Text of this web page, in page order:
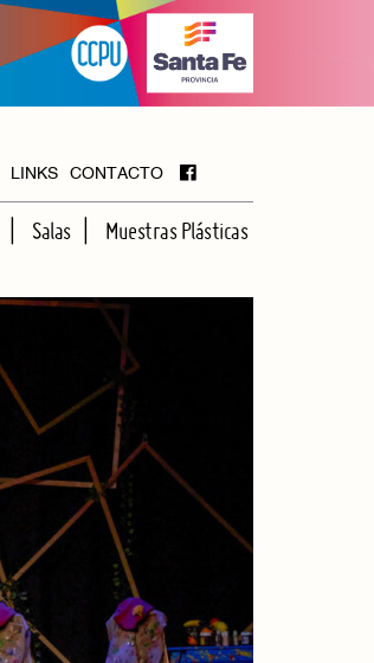
LINKS CONTACTO
Salas
HALL
Muestras Plásticas